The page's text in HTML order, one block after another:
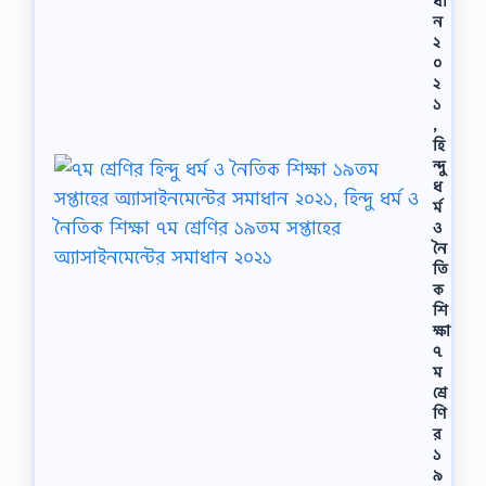
ন
২
০
২
১
,
হি
ন্দু
ধ
র্ম
ও
নৈ
তি
ক
শি
ক্ষা
৭
ম
শ্রে
ণি
র
১
৯